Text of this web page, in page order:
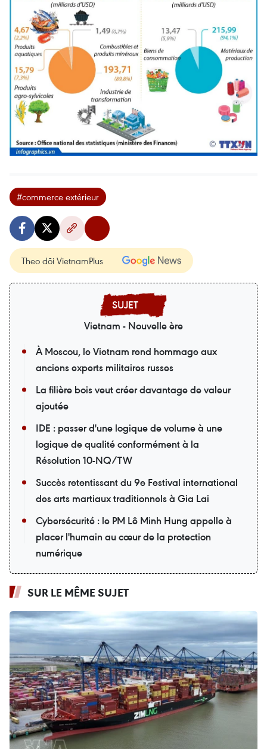
#commerce extérieur
Theo dõi VietnamPlus
Vietnam - Nouvelle ère
À Moscou, le Vietnam rend hommage aux
anciens experts militaires russes
La filière bois veut créer davantage de valeur
ajoutée
IDE : passer d'une logique de volume à une
logique de qualité conformément à la
Résolution 10-NQ/TW
Succès retentissant du 9e Festival international
des arts martiaux traditionnels à Gia Lai
Cybersécurité : le PM Lê Minh Hung appelle à
placer l'humain au cœur de la protection
numérique
SUR LE MÊME SUJET